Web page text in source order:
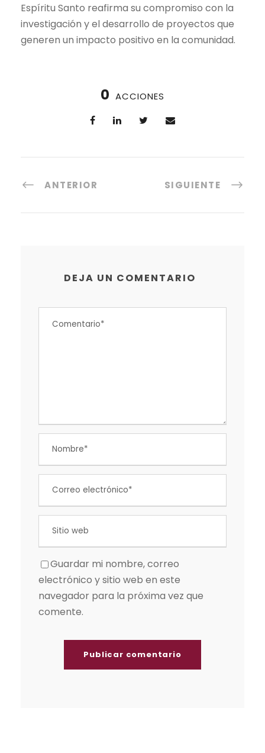
Espíritu Santo reafirma su compromiso con la
investigación y el desarrollo de proyectos que
generen un impacto positivo en la comunidad.
0 ACCIONES
ANTERIOR SIGUIENTE
DEJA UN COMENTARIO
Guardar mi nombre, correo
electrónico y sitio web en este
navegador para la próxima vez que
comente.